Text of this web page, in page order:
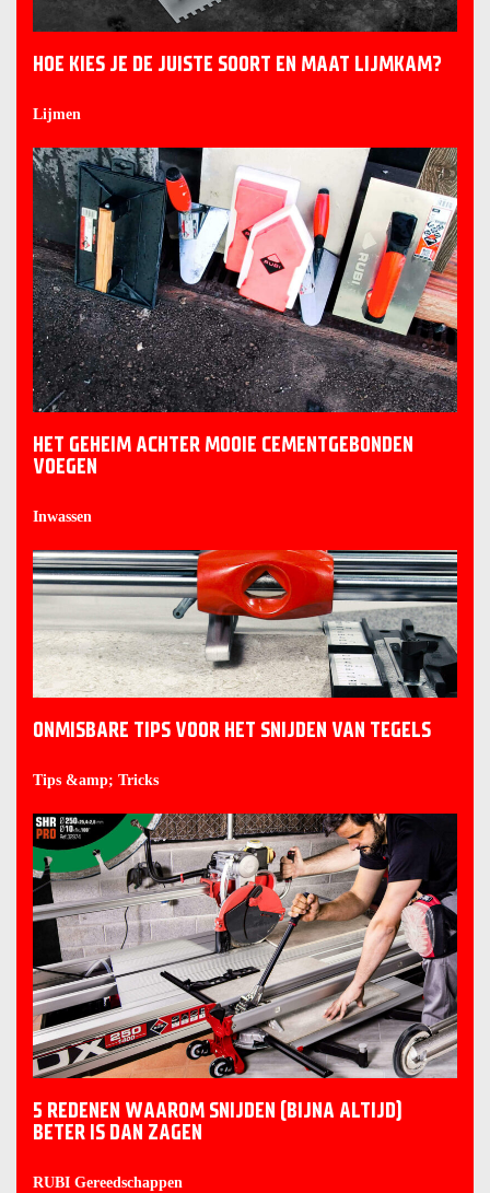
HOE KIES JE DE JUISTE SOORT EN MAAT LIJMKAM?
Lijmen
HET GEHEIM ACHTER MOOIE CEMENTGEBONDEN
VOEGEN
Inwassen
ONMISBARE TIPS VOOR HET SNIJDEN VAN TEGELS
Tips &amp; Tricks
5 REDENEN WAAROM SNIJDEN (BIJNA ALTIJD)
BETER IS DAN ZAGEN
RUBI Gereedschappen